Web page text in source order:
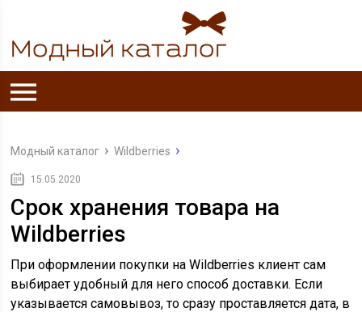
Модный каталог Wildberries
15.05.2020
Срок хранения товара на
Wildberries
При оформлении покупки на Wildberries клиент сам
выбирает удобный для него способ доставки. Если
указывается самовывоз, то сразу проставляется дата, в